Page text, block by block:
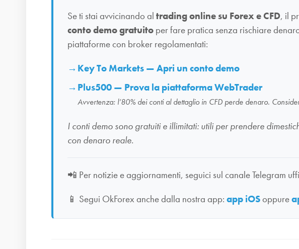
Se ti stai avvicinando al trading online su Forex e CFD, il
conto demo gratuito per fare pratica senza rischiare
piattaforme con broker regolamentati:
Key To Markets — Apri un conto demo
Plus500 — Prova la piattaforma WebTrader
Avvertenza: l’80% dei conti al dettaglio in CFD perde denaro.
I conti demo sono gratuiti e illimitati: utili per prendere
con denaro reale.
📲 Per notizie e aggiornamenti, seguici sul canale Telegram
📱 Segui OkForex anche dalla nostra app: app iOSoppure